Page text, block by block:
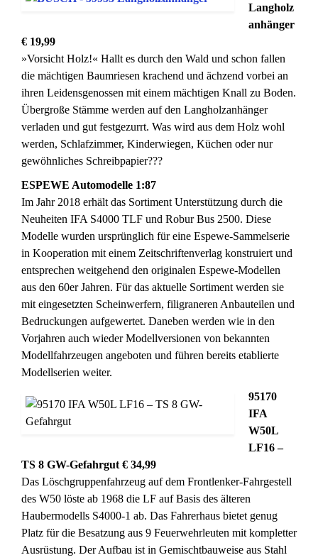
Langholz
anhänger
€ 19,99
»Vorsicht Holz!« Hallt es durch den Wald und schon fallen
die mächtigen Baumriesen krachend und ächzend vorbei an
ihren Leidensgenossen mit einem mächtigen Knall zu Boden.
Übergroße Stämme werden auf den Langholzanhänger
verladen und gut festgezurrt. Was wird aus dem Holz wohl
werden, Schlafzimmer, Kinderwiegen, Küchen oder nur
gewöhnliches Schreibpapier???
ESPEWE Automodelle 1:87
Im Jahr 2018 erhält das Sortiment Unterstützung durch die
Neuheiten IFA S4000 TLF und Robur Bus 2500. Diese
Modelle wurden ursprünglich für eine Espewe-Sammelserie
in Kooperation mit einem Zeitschriftenverlag konstruiert und
entsprechen weitgehend den originalen Espewe-Modellen
aus den 60er Jahren. Für das aktuelle Sortiment werden sie
mit eingesetzten Scheinwerfern, filigraneren Anbauteilen und
Bedruckungen aufgewertet. Daneben werden wie in den
Vorjahren auch wieder Modellversionen von bekannten
Modellfahrzeugen angeboten und führen bereits etablierte
Modellserien weiter.
95170
IFA
W50L
LF16 –
TS 8 GW-Gefahrgut € 34,99
Das Löschgruppenfahrzeug auf dem Frontlenker-Fahrgestell
des W50 löste ab 1968 die LF auf Basis des älteren
Haubermodells S4000-1 ab. Das Fahrerhaus bietet genug
Platz für die Besatzung aus 9 Feuerwehrleuten mit kompletter
Ausrüstung. Der Aufbau ist in Gemischtbauweise aus Stahl